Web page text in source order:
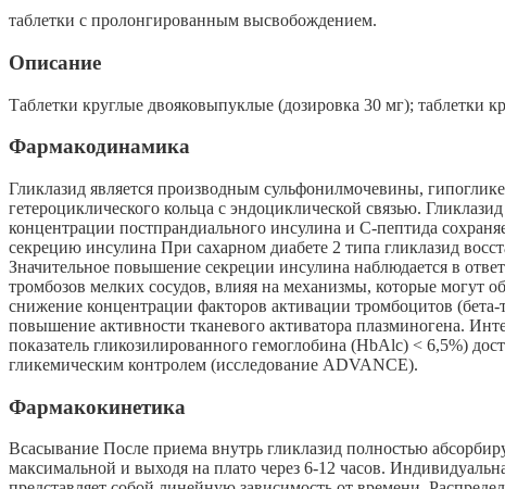
таблетки с пролонгированным высвобождением.
Описание
Таблетки круглые двояковыпуклые (дозировка 30 мг); таблетки
Фармакодинамика
Гликлазид является производным сульфонилмочевины,
гетероциклического кольца с эндоциклической связью.
концентрации постпрандиального инсулина и С-пептида
секрецию инсулина При сахарном диабете 2 типа гликлазид
Значительное повышение секреции инсулина наблюдается в
тромбозов мелких сосудов, влияя на механизмы, которые могут
снижение концентрации факторов активации тромбоцитов
повышение активности тканевого активатора плазминогена.
показатель гликозилированного гемоглобина (HbAlc) < 6,5%)
гликемическим контролем (исследование ADVANCE).
Фармакокинетика
Всасывание После приема внутрь гликлазид полностью
максимальной и выходя на плато через 6-12 часов.